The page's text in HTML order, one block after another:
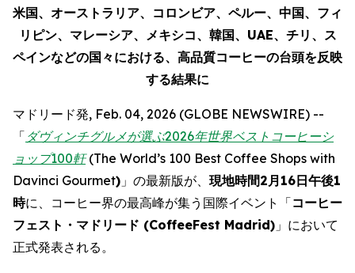
米国、オーストラリア、コロンビア、ペルー、中国、フィ
リピン、マレーシア、メキシコ、韓国、 UAE、チリ、ス
ペインなどの国々における、高品質コーヒーの台頭を反映
する結果に
マドリード発, Feb. 04, 2026 (GLOBE NEWSWIRE) --
「 ダヴィンチグルメが選ぶ2026年世界ベストコーヒーシ
ョップ100軒 (The World’s 100 Best Coffee Shops with
Davinci Gourmet) 」の最新版が、 現地時間2月 16日午後1
時に、コーヒー界の最高峰が集う国際イベント「コーヒー
フェスト・マドリード (CoffeeFest Madrid) 」において
正式発表される。